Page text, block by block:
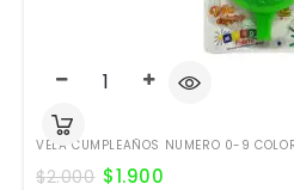
VELA CUMPLEAÑOS NUMERO 0-9
$2.000 $1.900